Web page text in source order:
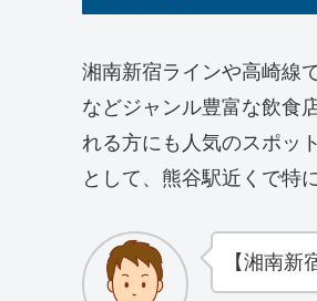
湘南新宿ラインや高崎線
などジャンル豊富な飲食
れる方にも人気のスポッ
として、熊谷駅近くで特
【湘南